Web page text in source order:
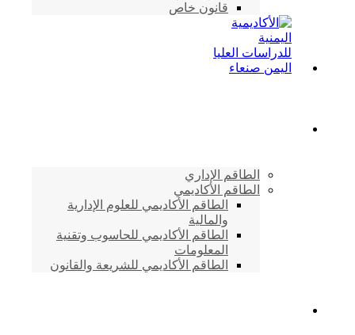
قانون خاص
الطاقم الإداري
الطاقم الأكاديمي
الطاقم الأكاديمي للعلوم الإدارية
والمالية
الطاقم الأكاديمي للحاسوب وتقنية
المعلومات
الطاقم الأكاديمي للشريعة والقانون